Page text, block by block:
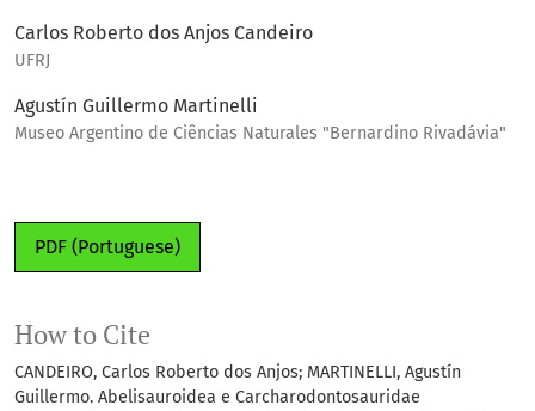
Carlos Roberto dos Anjos Candeiro
UFRJ
Agustín Guillermo Martinelli
Museo Argentino de Ciências Naturales "Bernardino Rivadávia"
PDF (Portuguese)
How to Cite
CANDEIRO, Carlos Roberto dos Anjos; MARTINELLI, Agustín
Guillermo. Abelisauroidea e Carcharodontosauridae